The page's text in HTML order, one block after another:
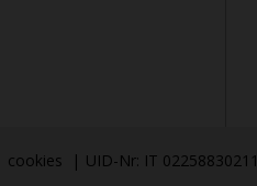
cookies | UID-Nr: IT 02258830211